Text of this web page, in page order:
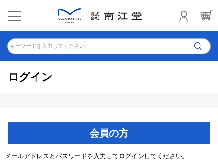
キーワードを入力してください
ログイン
会員の方
メールアドレスとパスワードを入力してログインしてください。